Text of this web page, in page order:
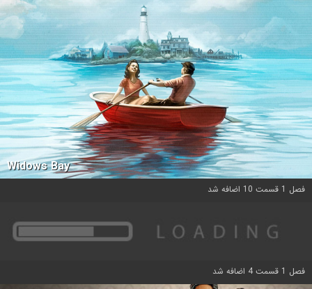
Widows Bay
فصل 1 قسمت 10 اضافه شد
فصل 1 قسمت 4 اضافه شد